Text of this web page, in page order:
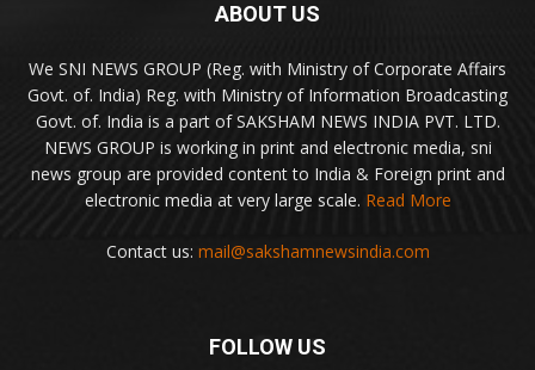
ABOUT US
We SNI NEWS GROUP (Reg. with Ministry of Corporate Affairs
Govt. of. India) Reg. with Ministry of Information Broadcasting
Govt. of. India is a part of SAKSHAM NEWS INDIA PVT. LTD.
NEWS GROUP is working in print and electronic media, sni
news group are provided content to India & Foreign print and
electronic media at very large scale. Read More
Contact us: mail@sakshamnewsindia.com
FOLLOW US